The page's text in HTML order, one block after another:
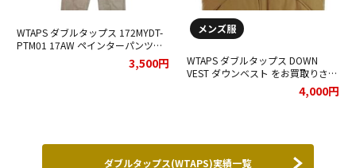
WTAPS ダブルタップス 172MYDT-
PTM01 17AW ペインターパンツお
買取りさせていただきました★3,500円
メンズ服
WTAPS ダブルタップス DOWN
VEST ダウンベスト をお買取りさせ
4,000円
ダブルタップス(WTAPS)実績一覧